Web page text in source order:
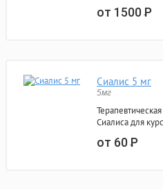
от 1500Р
Сиалис 5 мг
5мг
Сиалиса для
от 60Р